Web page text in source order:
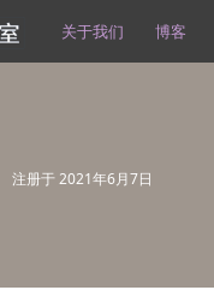
关于我们 博客
注册于2021年6月7日